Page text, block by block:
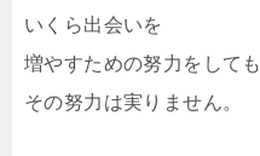
いくら出会いを
増やすための努力をしても
その努力は実りません。